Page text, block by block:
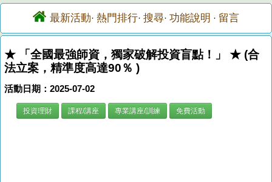
最新活動· 熱門排行· 搜尋· 功能說明 · 留言
★ 「全國最強師資，獨家破解投資盲點！」 ★ (合
法立案，精準度高達90％ )
活動日期：2025-07-02
投資理財 課程/講座 專業講座/訓練 免費活動